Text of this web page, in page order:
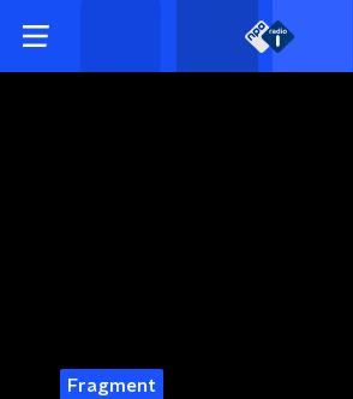
Fragment